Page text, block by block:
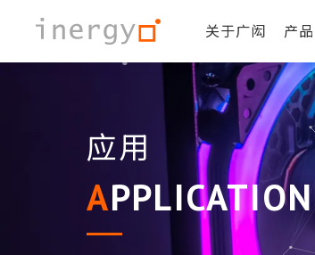
关于广闳 产品
应用
APPLICATION